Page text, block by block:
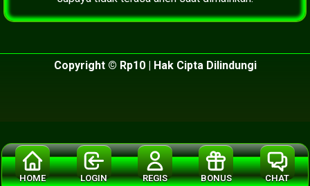
Copyright © Rp10 | Hak Cipta Dilindungi
HOME LOGIN REGIS BONUS CHAT